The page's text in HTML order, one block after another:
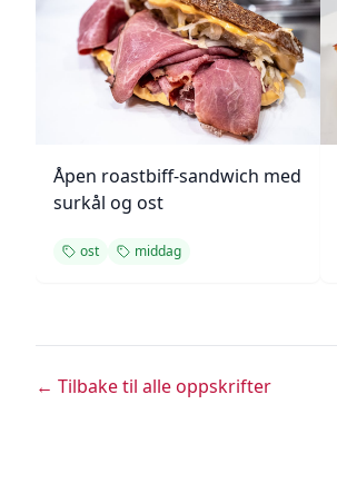
Åpen roastbiff-sandwich med
surkål og ost
ost middag
← Tilbake til alle oppskrifter